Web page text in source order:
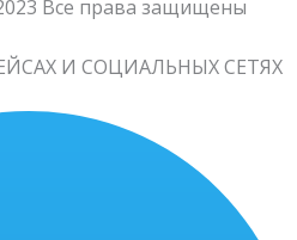
Все права защищены
И СОЦИАЛЬНЫХ СЕТЯХ